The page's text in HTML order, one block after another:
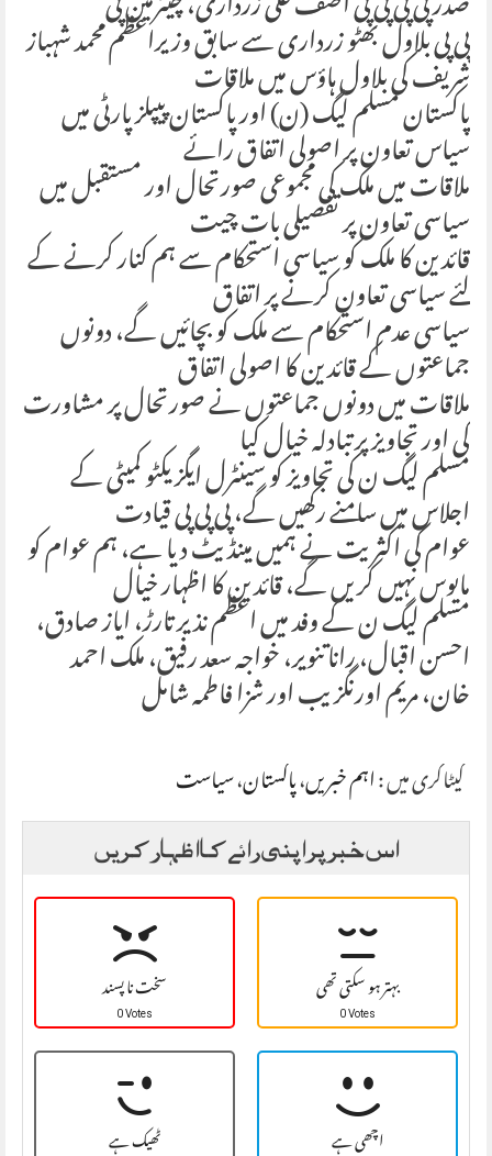
پی پی بلاول بھٹو زرداری سے سابق وزیراعظم محمد شہباز
شریف کی بلاول ہاؤس میں ملاقات
پاکستان مسلم لیگ (ن) اور پاکستان پیپلز پارٹی میں
سیاس تعاون پر اصولی اتفاق رائے
ملاقات میں ملک کی مجموعی صورتحال اور مستقبل میں
سیاسی تعاون پر تفصیلی بات چیت
قائدین کا ملک کو سیاسی استحکام سے ہم کنار کرنے کے
لئے سیاسی تعاون کرنے پر اتفاق
سیاسی عدم استحکام سے ملک کو بچائیں گے، دونوں
جماعتوں کے قائدین کا اصولی اتفاق
ملاقات میں دونوں جماعتوں نے صورتحال پر مشاورت
کی اور تجاویز پر تبادلہ خیال کیا
مسلم لیگ ن کی تجاویز کو سینٹرل ایگزیکٹو کمیٹی کے
اجلاس میں سامنے رکھیں گے، پی پی پی قیادت
عوام کی اکثریت نے ہمیں مینڈیٹ دیا ہے، ہم عوام کو
مایوس نہیں کریں گے، قائدین کا اظہار خیال
مسلم لیگ ن کے وفد میں اعظم نذیر تارڑ، ایاز صادق،
احسن اقبال، رانا تنویر، خواجہ سعد رفیق، ملک احمد
خان، مریم اورنگزیب اور شزا فاطمہ شامل
کیٹاگری میں :اہم خبریں،پاکستان،سیاست
اس خبر پر اپنی رائے کا اظہار کریں
سخت نا پسند
0 Votes بہتر ہو سکتی تھی
0 Votes
ٹھیک ہے اچھی ہے